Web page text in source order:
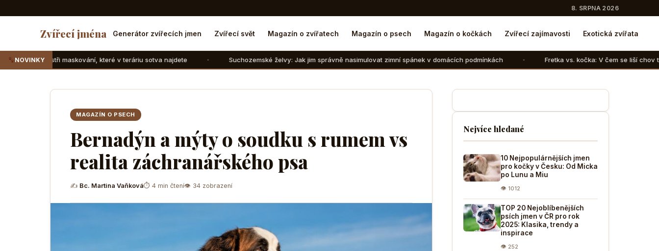
8. SRPNA 2026
Zvířecí jména Generátor zvířecích jmen Zvířecí svět Magazín o zvířatech Magazín o psech Magazín o kočkách Zvířecí zajímavosti Exotická zvířata
NOVINKY
maskování, které v teráriu sotva najdete Suchozemské želvy: Jak jim správně nasimulovat zimní spánek v domácích podmínkách Fretka vs. kočka: V čem se liší chov těchto dvou šelem
MAGAZÍN O PSECH
Bernadýn a mýty o soudku s rumem vs
realita záchranářského psa
✍ Bc. Martina Vaňková⏱ 4 min čtení👁 34 zobrazení
Nejvíce hledané
10 Nejpopulárnějších jmen
pro kočky v Česku: Od Micka
po Lunu a Miu
👁 1012
TOP 20 Nejoblíbenějších
psích jmen v ČR pro rok
2025: Klasika, trendy a
inspirace
👁 252